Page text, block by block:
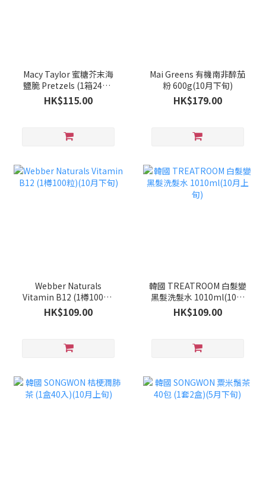
Macy Taylor 蜜糖芥末海
鹽脆 Pretzels (1箱24包)
(10月下旬)
HK$115.00
Mai Greens 有機南非醉茄
粉 600g(10月下旬)
HK$179.00
Webber Naturals
Vitamin B12 (1樽100粒)
(10月下旬)
HK$109.00
韓國 TREATROOM 白髮變
黑髮洗髮水 1010ml(10月
上旬)
HK$109.00